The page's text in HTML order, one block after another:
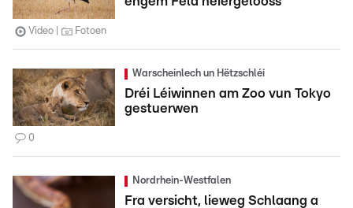
Video Fotoen
Warscheinlech un Hëtzschléi
Dréi Léiwinnen am Zoo vun Tokyo
gestuerwen
0
Nordrhein-Westfalen
Fra versicht, lieweg Schlaang a